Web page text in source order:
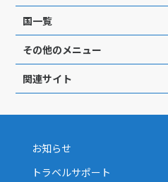
国一覧
その他のメニュー
関連サイト
お知らせ
トラベルサポート